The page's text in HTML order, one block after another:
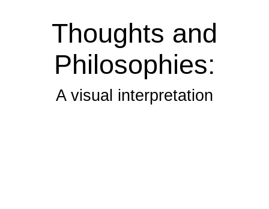
Thoughts and
Philosophies:
A visual interpretation